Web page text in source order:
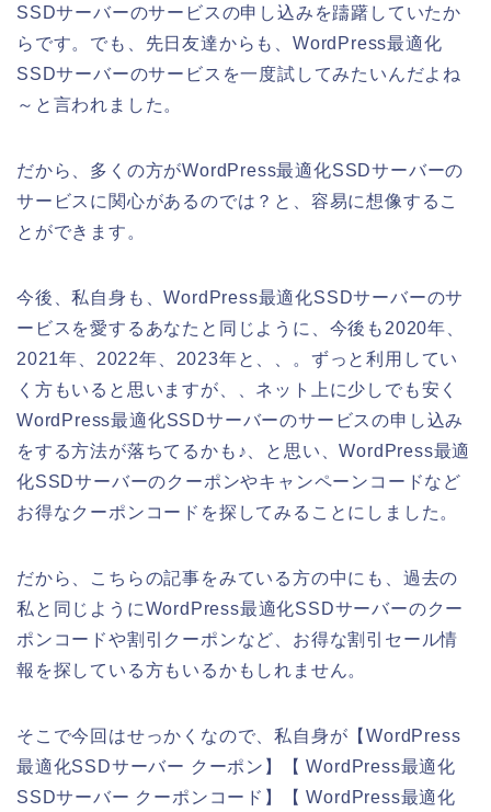
SSDサーバーのサービスの申し込みを躊躇していたか
らです。でも、先日友達からも、WordPress最適化
SSDサーバーのサービスを一度試してみたいんだよね
～と言われました。
だから、多くの方がWordPress最適化SSDサーバーの
サービスに関心があるのでは？と、容易に想像するこ
とができます。
今後、私自身も、WordPress最適化SSDサーバーのサ
ービスを愛するあなたと同じように、今後も2020年、
2021年、2022年、2023年と、、。ずっと利用してい
く方もいると思いますが、、ネット上に少しでも安く
WordPress最適化SSDサーバーのサービスの申し込み
をする方法が落ちてるかも♪、と思い、WordPress最適
化SSDサーバーのクーポンやキャンペーンコードなど
お得なクーポンコードを探してみることにしました。
だから、こちらの記事をみている方の中にも、過去の
私と同じようにWordPress最適化SSDサーバーのクー
ポンコードや割引クーポンなど、お得な割引セール情
報を探している方もいるかもしれません。
そこで今回はせっかくなので、私自身が【WordPress
最適化SSDサーバー クーポン】【 WordPress最適化
SSDサーバー クーポンコード】【 WordPress最適化